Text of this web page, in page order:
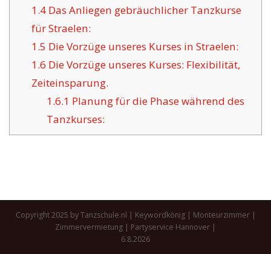
1.4Das Anliegen gebräuchlicher Tanzkurse
für Straelen:
1.5 Die Vorzüge unseres Kurses in Straelen:
1.6 Die Vorzüge unseres Kurses: Flexibilität,
Zeiteinsparung.
1.6.1 Planung für die Phase während des
Tanzkurses:
Copyright 2025 by Tanzschule.nl | Keywordkönig| Monteurzimmer|
Zimmervermietung | Partyservice Hannover |
6.8.2026